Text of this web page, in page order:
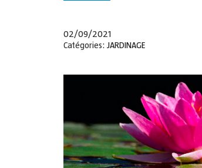
02/09/2021
Catégories: JARDINAGE